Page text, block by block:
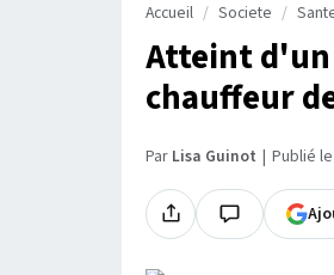
Accueil Societe
Atteint d'un
chauffeur
Par Lisa Guinot Publié